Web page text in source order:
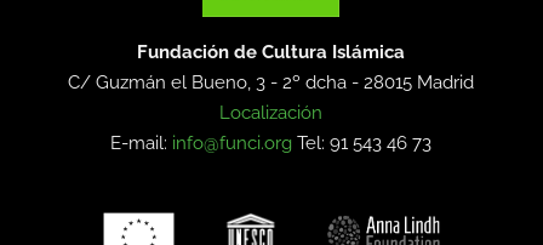
Fundación de Cultura Islámica
C/ Guzmán el Bueno, 3 - 2º dcha -28015 Madrid
Localización
E-mail: info@funci.org Tel: 91 543 46 73